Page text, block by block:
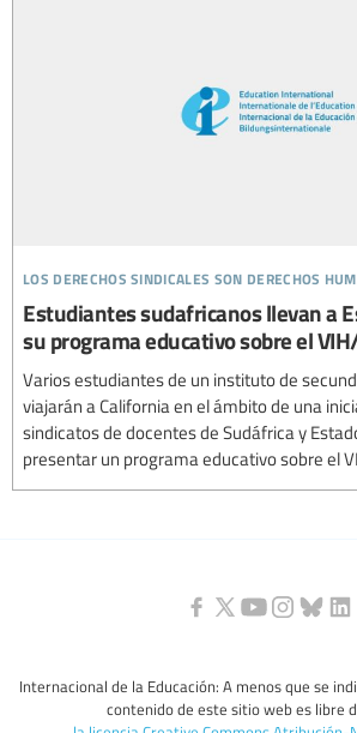
los derechos sindicales son derechos
Estudiantes sudafricanos llevan a
su programa educativo sobre el
Varios estudiantes de un instituto de
viajarán a California en el ámbito de una
sindicatos de docentes de Sudáfrica y
presentar un programa educativo sobre el
Internacional de la Educación: A menos que se
contenido de este sitio web es libre